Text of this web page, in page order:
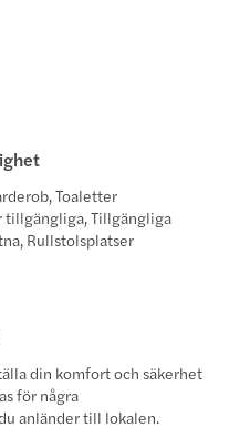
Toaletter
tillgängliga, Tillgängliga
Rullstolsplatser
din komfort och säkerhet
för några
anländer till lokalen.